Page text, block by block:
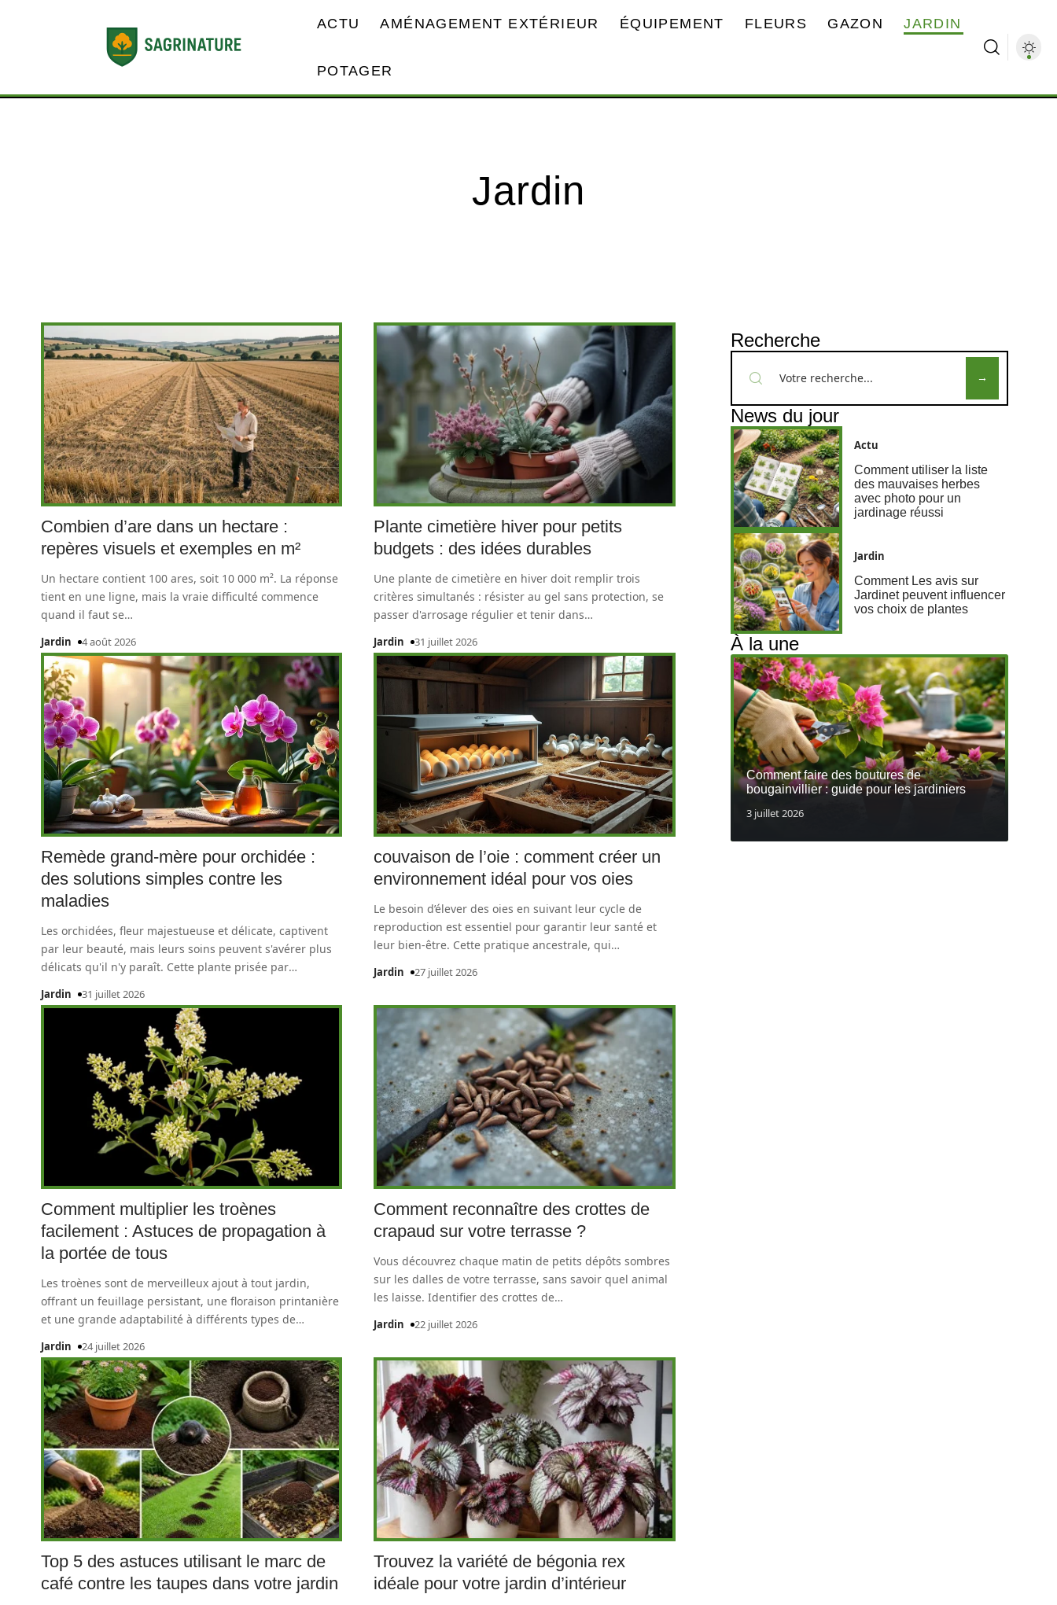
ACTU AMÉNAGEMENT EXTÉRIEUR ÉQUIPEMENT FLEURS GAZON JARDIN
POTAGER
Jardin
Combien d’are dans un hectare :
repères visuels et exemples en m²
Un hectare contient 100 ares, soit 10 000 m². La réponse
tient en une ligne, mais la vraie difficulté commence
quand il faut se…
Jardin 4 août 2026
Plante cimetière hiver pour petits
budgets : des idées durables
Une plante de cimetière en hiver doit remplir trois
critères simultanés : résister au gel sans protection, se
passer d'arrosage régulier et tenir dans…
Jardin 31 juillet 2026
Remède grand-mère pour orchidée :
des solutions simples contre les
maladies
Les orchidées, fleur majestueuse et délicate, captivent
par leur beauté, mais leurs soins peuvent s'avérer plus
délicats qu'il n'y paraît. Cette plante prisée par…
Jardin 31 juillet 2026
couvaison de l’oie : comment créer un
environnement idéal pour vos oies
Le besoin d’élever des oies en suivant leur cycle de
reproduction est essentiel pour garantir leur santé et
leur bien-être. Cette pratique ancestrale, qui…
Jardin 27 juillet 2026
Comment multiplier les troènes
facilement : Astuces de propagation à
la portée de tous
Les troènes sont de merveilleux ajout à tout jardin,
offrant un feuillage persistant, une floraison printanière
et une grande adaptabilité à différents types de…
Jardin 24 juillet 2026
Comment reconnaître des crottes de
crapaud sur votre terrasse ?
Vous découvrez chaque matin de petits dépôts sombres
sur les dalles de votre terrasse, sans savoir quel animal
les laisse. Identifier des crottes de…
Jardin 22 juillet 2026
Top 5 des astuces utilisant le marc de
café contre les taupes dans votre jardin
Trouvez la variété de bégonia rex
idéale pour votre jardin d’intérieur
Recherche
News du jour
Actu
Comment utiliser la liste
des mauvaises herbes
avec photo pour un
jardinage réussi
Jardin
Comment Les avis sur
Jardinet peuvent influencer
vos choix de plantes
À la une
Comment faire des boutures de
bougainvillier : guide pour les jardiniers
3 juillet 2026